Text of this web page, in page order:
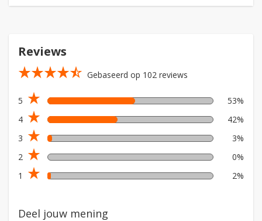
Reviews
star_ratestar_ratestar_ratestar_ratestar_rate_half Gebaseerd op 102 reviews
5 star_rate
53%
4 star_rate
42%
3 star_rate
3%
2 star_rate
0%
1
star_rate 2%
Deel jouw mening